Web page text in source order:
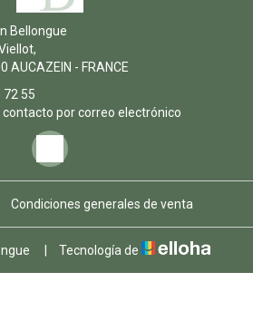
Bellongue
AUCAZEIN - FRANCE
72 55
contacto por correo electrónico
Condiciones generales de venta
Tecnología de